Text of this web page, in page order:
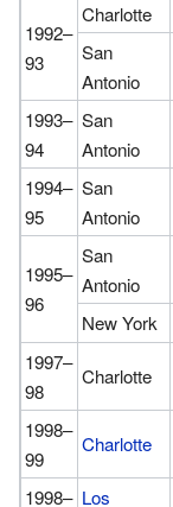
1992–
93
Charlotte
San
Antonio
1993–
94
San
Antonio
1994–
95
San
Antonio
1995–
96
San
Antonio
New York
1997–
98
Charlotte
1998–
99
Charlotte
1998– Los